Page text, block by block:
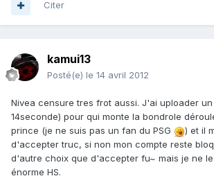
Citer
kamui13
Posté(e) le 14 avril 2012
Nivea censure tres frot aussi. J'ai uploader
14seconde) pour qui monte la bondrole
prince (je ne suis pas un fan du PSG
) et il
d'accepter truc, si non mon compte reste
d'autre choix que d'accepter fu~ mais je ne
énorme HS.